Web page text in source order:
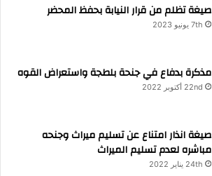
صيغة تظلم من قرار النيابة بحفظ المحضر
7th يونيو 2023
مذكرة بدفاع في جنحة بلطجة واستعراض القوه
22nd أكتوبر 2022
صيغة انذار امتناع عن تسليم ميراث وجنحه
مباشره لعدم تسليم الميراث
24th يناير 2022